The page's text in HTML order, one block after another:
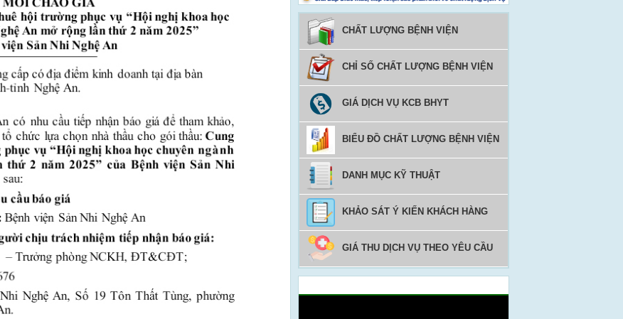
CHẤT LƯỢNG BỆNH VIỆN
CHỈ SỐ CHẤT LƯỢNG BỆNH VIỆN
GIÁ DỊCH VỤ KCB BHYT
BIỂU ĐỒ CHẤT LƯỢNG BỆNH VIỆN
DANH MỤC KỸ THUẬT
KHẢO SÁT Ý KIẾN KHÁCH HÀNG
GIÁ THU DỊCH VỤ THEO YÊU CẦU